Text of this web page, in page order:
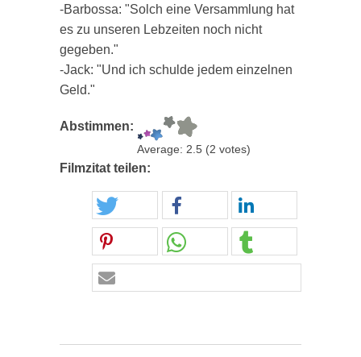
-Barbossa: "Solch eine Versammlung hat
es zu unseren Lebzeiten noch nicht
gegeben."
-Jack: "Und ich schulde jedem einzelnen
Geld."
Abstimmen:
Average: 2.5 (2 votes)
Filmzitat teilen: